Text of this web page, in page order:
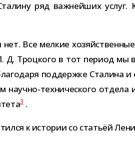
ряд важ­ней­ших
Все мел­кие
Троцкого в тот период мы
под­держке Сталина и
​технического отдела
3.
к исто­рии со ста­тьёй